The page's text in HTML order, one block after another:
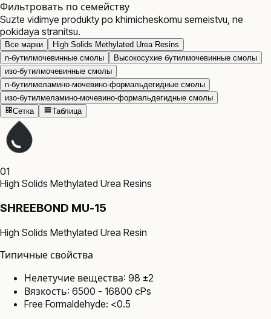
Фильтровать по семейству
Suzte vidimye produkty po khimicheskomu semeistvu, ne
pokidaya stranitsu.
Все марки
High Solids Methylated Urea Resins
n-бутилмочевинные смолы
Высокосухие бутилмочевинные смолы
изо-бутилмочевинные смолы
n-бутилмеламино-мочевино-формальдегидные смолы
изо-бутилмеламино-мочевино-формальдегидные смолы
Сетка
Таблица
01
High Solids Methylated Urea Resins
SHREEBOND MU-15
High Solids Methylated Urea Resin
Типичные свойства
Нелетучие вещества: 98 ±2
Вязкость: 6500 - 16800 cPs
Free Formaldehyde: <0.5